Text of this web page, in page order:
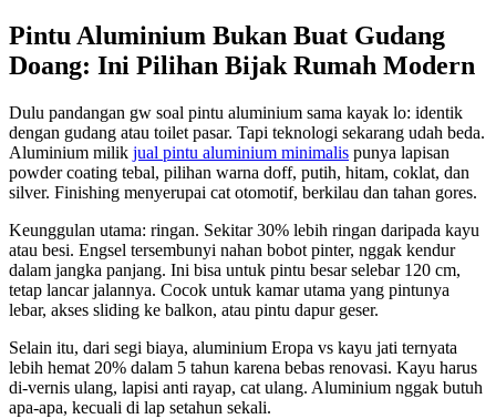
Pintu Aluminium Bukan Buat Gudang
Doang: Ini Pilihan Bijak Rumah Modern
Dulu pandangan gw soal pintu aluminium sama kayak lo: identik
dengan gudang atau toilet pasar. Tapi teknologi sekarang udah beda.
Aluminium milik jual pintu aluminium minimalis punya lapisan
powder coating tebal, pilihan warna doff, putih, hitam, coklat, dan
silver. Finishing menyerupai cat otomotif, berkilau dan tahan gores.
Keunggulan utama: ringan. Sekitar 30% lebih ringan daripada kayu
atau besi. Engsel tersembunyi nahan bobot pinter, nggak kendur
dalam jangka panjang. Ini bisa untuk pintu besar selebar 120 cm,
tetap lancar jalannya. Cocok untuk kamar utama yang pintunya
lebar, akses sliding ke balkon, atau pintu dapur geser.
Selain itu, dari segi biaya, aluminium Eropa vs kayu jati ternyata
lebih hemat 20% dalam 5 tahun karena bebas renovasi. Kayu harus
di-vernis ulang, lapisi anti rayap, cat ulang. Aluminium nggak butuh
apa-apa, kecuali di lap setahun sekali.